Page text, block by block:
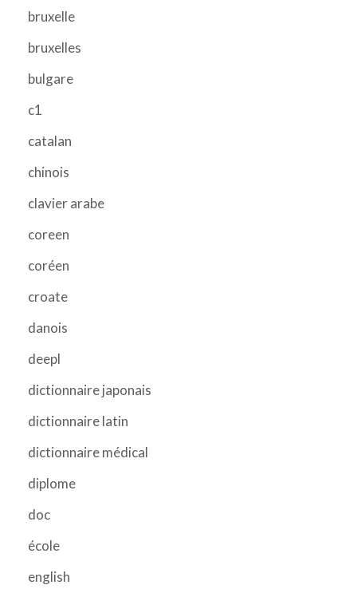
bruxelle
bruxelles
bulgare
c1
catalan
chinois
clavier arabe
coreen
coréen
croate
danois
deepl
dictionnaire japonais
dictionnaire latin
dictionnaire médical
diplome
doc
école
english